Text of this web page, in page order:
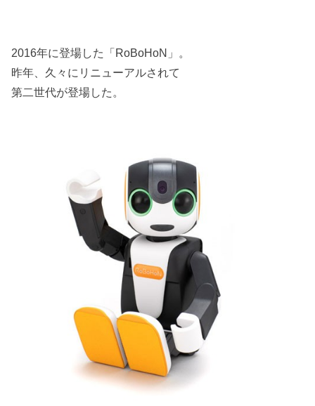
2016年に登場した「RoBoHoN」。
昨年、久々にリニューアルされて
第二世代が登場した。